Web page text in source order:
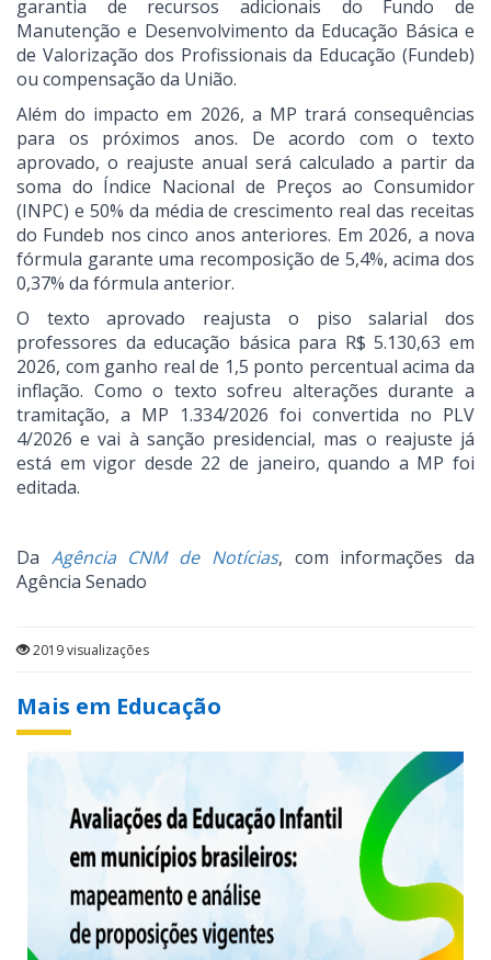
garantia de recursos adicionais do Fundo de
Manutenção e Desenvolvimento da Educação Básica e
de Valorização dos Profissionais da Educação (Fundeb)
ou compensação da União.
Além do impacto em 2026, a MP trará consequências
para os próximos anos. De acordo com o texto
aprovado, o reajuste anual será calculado a partir da
soma do Índice Nacional de Preços ao Consumidor
(INPC) e 50% da média de crescimento real das receitas
do Fundeb nos cinco anos anteriores. Em 2026, a nova
fórmula garante uma recomposição de 5,4%, acima dos
0,37% da fórmula anterior.
O texto aprovado reajusta o piso salarial dos
professores da educação básica para R$ 5.130,63 em
2026, com ganho real de 1,5 ponto percentual acima da
inflação. Como o texto sofreu alterações durante a
tramitação, a MP 1.334/2026 foi convertida no PLV
4/2026 e vai à sanção presidencial, mas o reajuste já
está em vigor desde 22 de janeiro, quando a MP foi
editada.
Da Agência CNM de Notícias, com informações da
Agência Senado
2019 visualizações
Mais em Educação